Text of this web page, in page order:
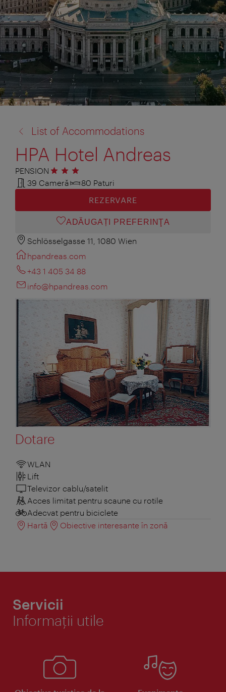
la:
List of Accommodations
HPA Hotel Andreas
PENSION 3 stele
39 Cameră
80 Paturi
REZERVARE
ADĂUGAȚI PREFERINŢA
Schlösselgasse 11, 1080 Wien
hpandreas.com
+43 1 405 34 88
info@hpandreas.com
Dotare
WLAN
Lift
Televizor cablu/satelit
Acces limitat pentru scaune cu rotile
Adecvat pentru biciclete
Hartă
Obiective interesante în zonă
Servicii
Informaţii utile